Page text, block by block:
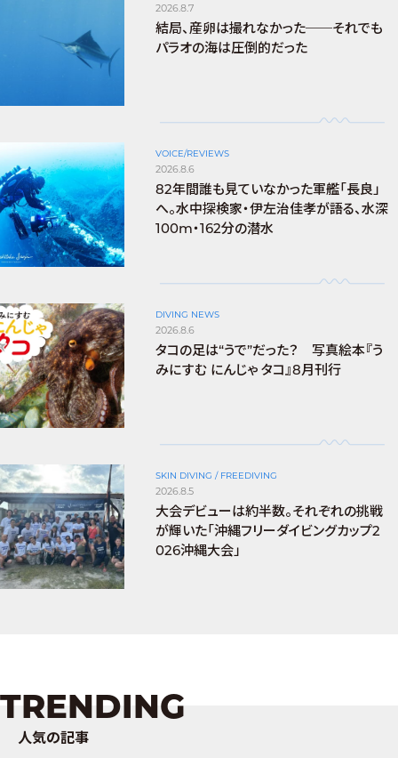
2026.8.7
結局、産卵は撮れなかった──それでも
パラオの海は圧倒的だった
VOICE/REVIEWS
2026.8.6
82年間誰も見ていなかった軍艦「長良」
へ。水中探検家・伊左治佳孝が語る、水深
100m・162分の潜水
DIVING NEWS
2026.8.6
タコの足は“うで”だった？ 写真絵本『う
みにすむ にんじゃ タコ』8月刊行
SKIN DIVING / FREEDIVING
2026.8.5
大会デビューは約半数。それぞれの挑戦
が輝いた「沖縄フリーダイビングカップ2
026沖縄大会」
TRENDING
人気の記事